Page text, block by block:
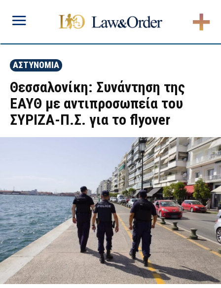
ΑΣΤΥΝΟΜΙΑ
Θεσσαλονίκη: Συνάντηση της
ΕΑΥΘ με αντιπροσωπεία του
ΣΥΡΙΖΑ-Π.Σ. για το flyover